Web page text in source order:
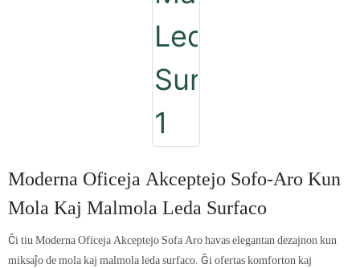
Moderna Oficeja Akceptejo Sofo-Aro Kun
Mola Kaj Malmola Leda Surfaco
Ĉi tiu Moderna Oficeja Akceptejo Sofa Aro havas elegantan dezajnon kun
miksaĵo de mola kaj malmola leda surfaco. Ĝi ofertas komforton kaj